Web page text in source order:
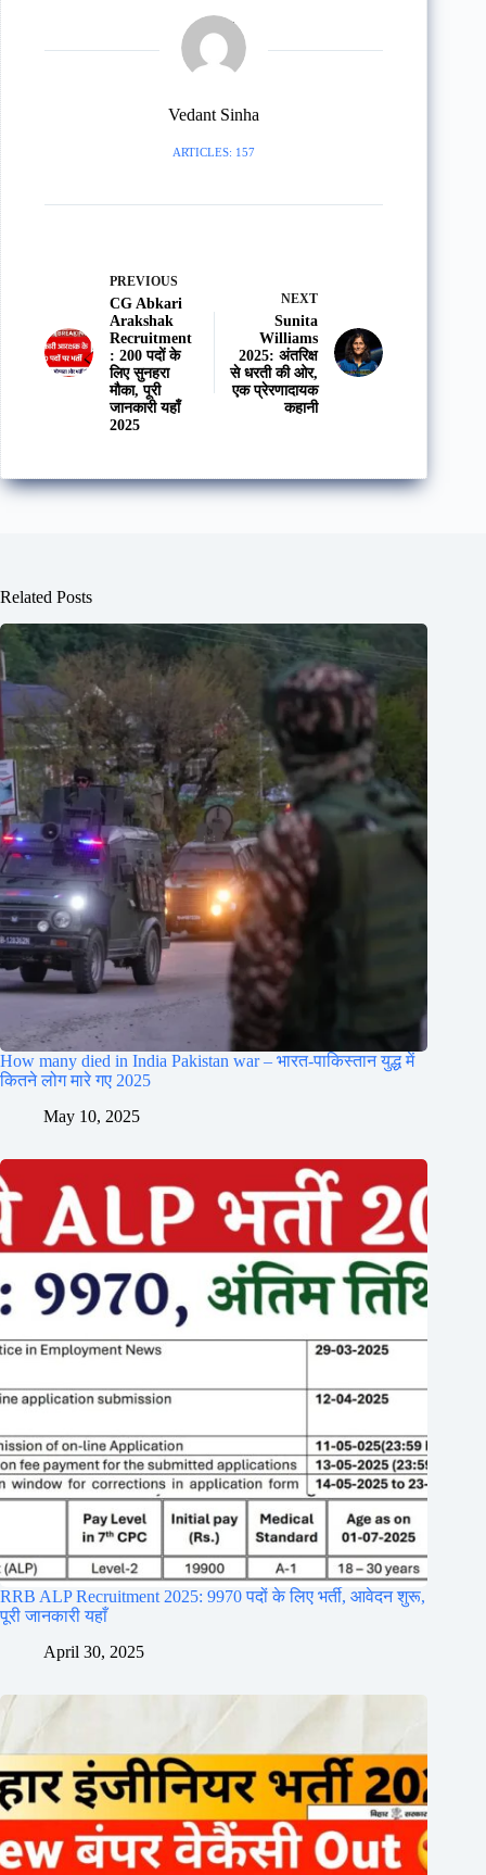
Vedant Sinha
ARTICLES: 157
PREVIOUS
CG Abkari
Arakshak
Recruitment
: 200 पदों के
लिए सुनहरा
मौका, पूरी
जानकारी यहाँ
2025
NEXT
Sunita
Williams
2025: अंतरिक्ष
से धरती की ओर,
एक प्रेरणादायक
कहानी
Related Posts
How many died in India Pakistan war – भारत-पाकिस्तान युद्ध में
कितने लोग मारे गए 2025
May 10, 2025
RRB ALP Recruitment 2025: 9970 पदों के लिए भर्ती, आवेदन शुरू,
पूरी जानकारी यहाँ
April 30, 2025